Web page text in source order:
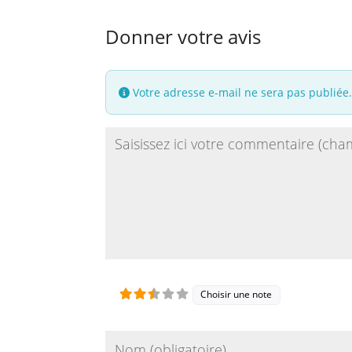
Donner votre avis
Votre adresse e-mail ne sera pas publiée.
Review text
Choisir une note